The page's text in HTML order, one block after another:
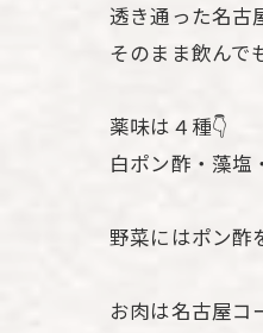
透き通った名古
そのまま飲んで
薬味は４種👇
白ポン酢・藻塩
野菜にはポン酢
お肉は名古屋コ